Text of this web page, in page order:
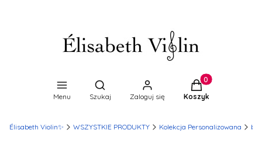
Menu
Otwórz wyszukiwarkę
Szukaj Zaloguj się
Produkty w
Koszyk
Élisabeth Violin✨ WSZYSTKIE PRODUKTY Kolekcja Personalizowana